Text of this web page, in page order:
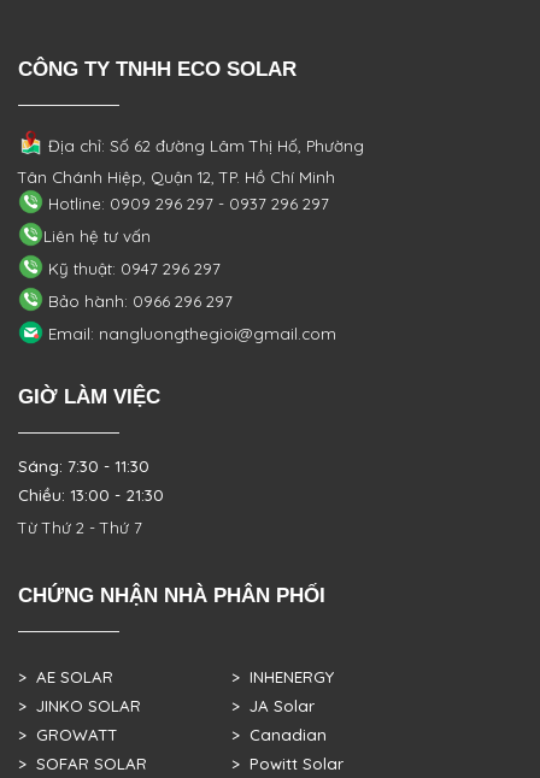
CÔNG TY TNHH ECO SOLAR
Địa chỉ: Số 62 đường Lâm Thị Hố, Phường
Tân Chánh Hiệp, Quận 12, TP. Hồ Chí Minh
Hotline: 0909 296 297 - 0937 296 297
Liên hệ tư vấn
Kỹ thuật: 0947 296 297
Bảo hành: 0966 296 297
Email: nangluongthegioi@gmail.com
GIỜ LÀM VIỆC
Sáng: 7:30 - 11:30
Chiều: 13:00 - 21:30
Từ Thứ 2 - Thứ 7
CHỨNG NHẬN NHÀ PHÂN PHỐI
> AE SOLAR
> JINKO SOLAR
> GROWATT
> SOFAR SOLAR
> INHENERGY
> JA Solar
> Canadian
> Powitt Solar